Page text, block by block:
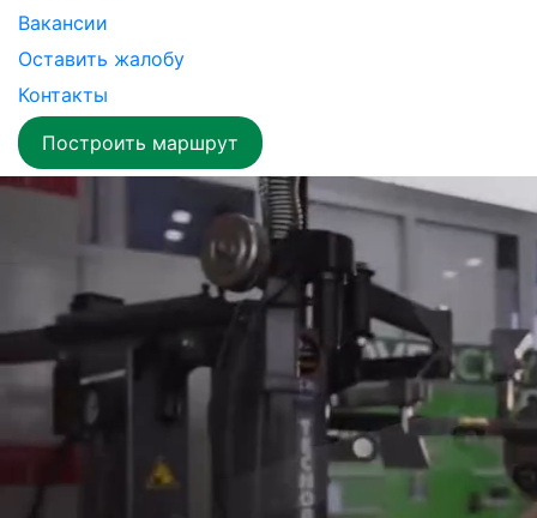
Вакансии
Оставить жалобу
Контакты
Построить маршрут